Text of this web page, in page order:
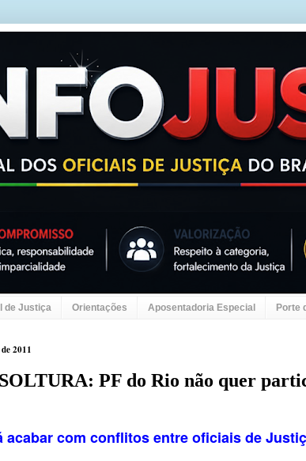
de Justiça Orientações Aposentadoria Especial Porte
2011
PF do Rio não quer
acabar com conflitos entre oficiais de